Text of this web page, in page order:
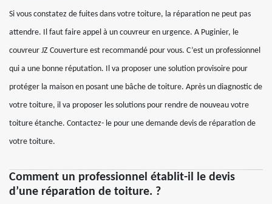
Si vous constatez de fuites dans votre toiture, la réparation ne peut pas
attendre. Il faut faire appel à un couvreur en urgence. A Puginier, le
couvreur JZ Couverture est recommandé pour vous. C’est un professionnel
qui a une bonne réputation. Il va proposer une solution provisoire pour
protéger la maison en posant une bâche de toiture. Après un diagnostic de
votre toiture, il va proposer les solutions pour rendre de nouveau votre
toiture étanche. Contactez- le pour une demande devis de réparation de
votre toiture.
Comment un professionnel établit-il le devis
d’une réparation de toiture. ?